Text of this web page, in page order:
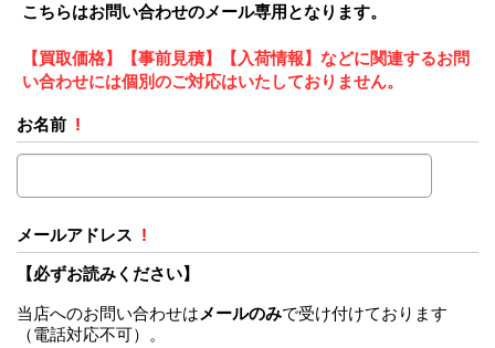
こちらはお問い合わせのメール専用となります。
【買取価格】【事前見積】【入荷情報】などに関連するお問
い合わせには個別のご対応はいたしておりません。
お名前 !
メールアドレス !
【必ずお読みください】
当店へのお問い合わせは メールのみで受け付けております
（電話対応不可）。